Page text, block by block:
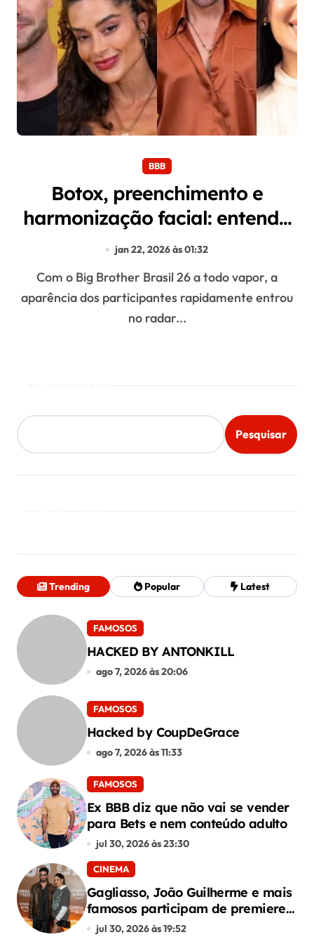
BBB
Botox, preenchimento e
harmonização facial: entenda
os procedimentos feitos pelos
participantes do BBB26
jan 22, 2026 às 01:32
Com o Big Brother Brasil 26 a todo vapor, a
aparência dos participantes rapidamente entrou
no radar...
Pesquisar
Trending Popular Latest
FAMOSOS
HACKED BY ANTONKILL
ago 7, 2026 às 20:06
FAMOSOS
Hacked by CoupDeGrace
ago 7, 2026 às 11:33
FAMOSOS
Ex BBB diz que não vai se vender
para Bets e nem conteúdo adulto
jul 30, 2026 às 23:30
CINEMA
Gagliasso, João Guilherme e mais
famosos participam de premiere
de “Corrida dos Bichos”
jul 30, 2026 às 19:52